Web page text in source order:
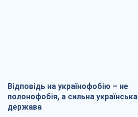
Відповідь на українофобію – не
полонофобія, а сильна українська
держава